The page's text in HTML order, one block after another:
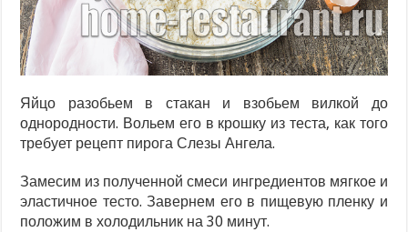
Яйцо разобьем в стакан и взобьем вилкой до
однородности. Вольем его в крошку из теста, как того
требует рецепт пирога Слезы Ангела.
Замесим из полученной смеси ингредиентов мягкое и
эластичное тесто. Завернем его в пищевую пленку и
положим в холодильник на 30 минут.